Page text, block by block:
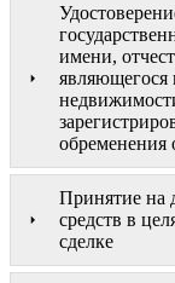
имени,
являющегося
обременения
Принятие на
средств в
сделке